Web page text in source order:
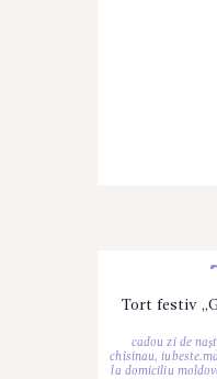
Tort festiv
cadou zi de
chisinau,
la domiciliu